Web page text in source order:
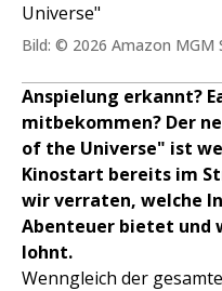
Universe"
Bild: © 2026 Amazon MGM
Anspielung erkannt?
mitbekommen? Der
of the Universe" ist
Kinostart bereits im
wir verraten, welche
Abenteuer bietet und
lohnt.
Wenngleich der gesamte